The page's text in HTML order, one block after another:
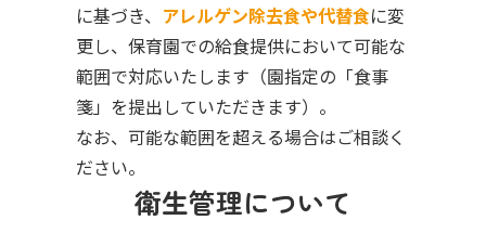
に基づき、 アレルゲン除去食や代替食に変
更し、保育園での給食提供において可能な
範囲で対応いたします（園指定の「食事
箋」を提出していただきます）。
なお、可能な範囲を超える場合はご相談く
ださい。
衛生管理について